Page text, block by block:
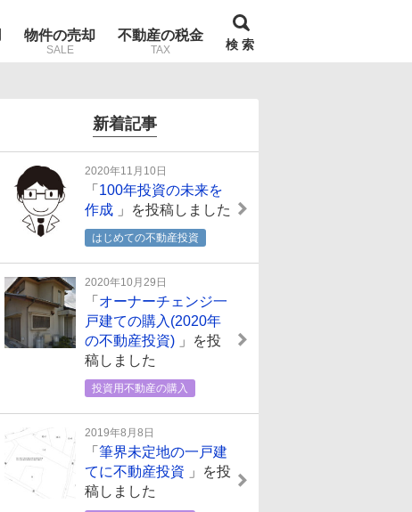
物件の売却
SALE
不動産の税金
TAX 検 索
新着記事
2020年11月10日
「 100年投資の未来を
作成 」を投稿しました
はじめての不動産投資
2020年10月29日
「 オーナーチェンジ一
戸建ての購入(2020年
の不動産投資) 」を投
稿しました
投資用不動産の購入
2019年8月8日
「 筆界未定地の一戸建
てに不動産投資
」を投
稿しました